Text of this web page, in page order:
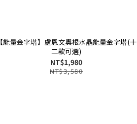
【能量金字塔】盧恩文奧根水晶能量金字塔(十
二款可選)
NT$1,980
NT$3,580